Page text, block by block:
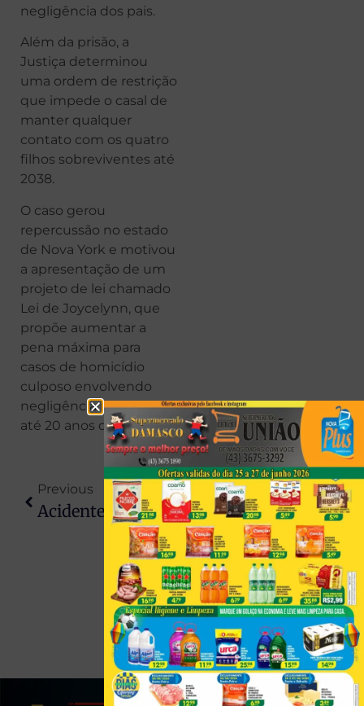
negligência dos pais.
Além da prisão, a
Justiça determinou
uma ordem de restrição
que impede o casal de
manter qualquer
contato com os quatro
filhos sobreviventes até
2038.
O caso gerou
repercussão no estado
de Nova York e motivou
a apresentação de um
projeto de lei chamado
Lei de Joycelynn, que
propõe aumentar a
pena máxima para
casos de homicídio
culposo envolvendo
negligência infantil para
até 20 anos de prisão.
Previous
Acidente Grave Entre Caminhões Deixa Dois Mortos E Interdita BR-163
Next
Governo Avalia Aumentar Teto Do MEI Para R$ 140 Mil, Diz Ministro